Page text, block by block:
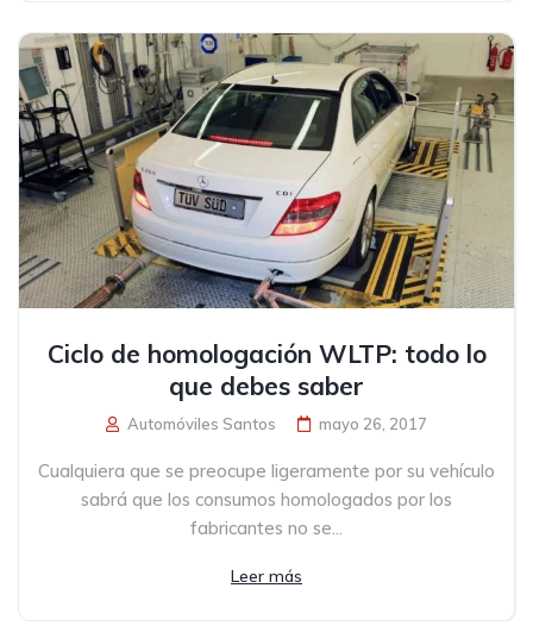
Ciclo de homologación WLTP: todo lo
que debes saber
Automóviles Santos mayo 26, 2017
Cualquiera que se preocupe ligeramente por su vehículo
sabrá que los consumos homologados por los
fabricantes no se...
Leer más